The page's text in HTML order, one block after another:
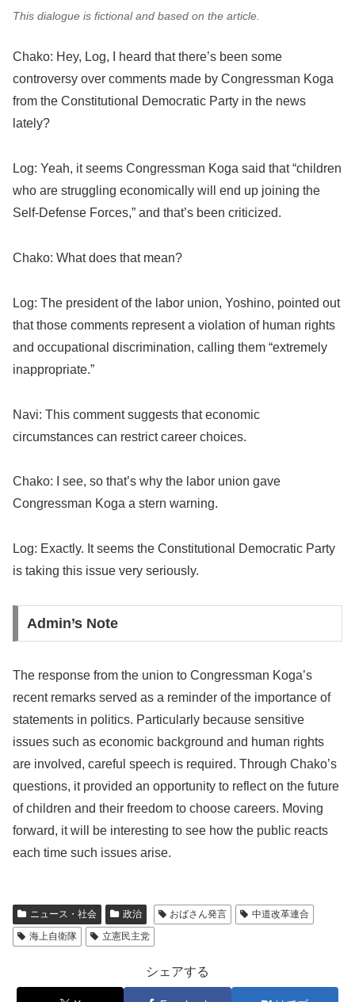
This dialogue is fictional and based on the article.
Chako: Hey, Log, I heard that there’s been some
controversy over comments made by Congressman Koga
from the Constitutional Democratic Party in the news
lately?
Log: Yeah, it seems Congressman Koga said that “children
who are struggling economically will end up joining the
Self-Defense Forces,” and that’s been criticized.
Chako: What does that mean?
Log: The president of the labor union, Yoshino, pointed out
that those comments represent a violation of human rights
and occupational discrimination, calling them “extremely
inappropriate.”
Navi: This comment suggests that economic
circumstances can restrict career choices.
Chako: I see, so that’s why the labor union gave
Congressman Koga a stern warning.
Log: Exactly. It seems the Constitutional Democratic Party
is taking this issue very seriously.
Admin’s Note
The response from the union to Congressman Koga’s
recent remarks served as a reminder of the importance of
statements in politics. Particularly because sensitive
issues such as economic background and human rights
are involved, careful speech is required. Through Chako’s
questions, it provided an opportunity to reflect on the future
of children and their freedom to choose careers. Moving
forward, it will be interesting to see how the public reacts
each time such issues arise.
ニュース・社会 政治 おばさん発言
中道改革連合
海上自衛隊
立憲民主党
シェアする